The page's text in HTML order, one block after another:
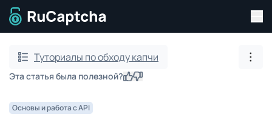
Перейти на главную страницу
Туториалы по обходу капчи
Эта статья была полезной?ДаНет
Основы и работа с API